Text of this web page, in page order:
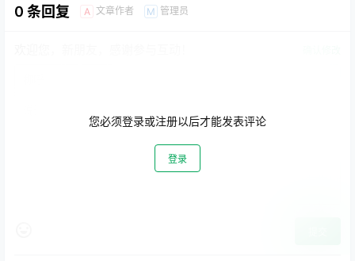
0 条回复 A 文章作者 M 管理员
您必须登录或注册以后才能发表评论
登录